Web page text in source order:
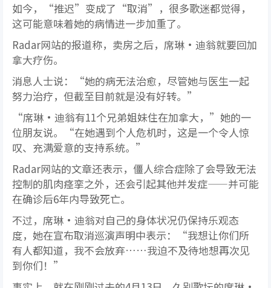
如今，“推迟”变成了“取消”，很多歌迷都觉得，
这可能意味着她的病情进一步加重了。
Radar网站的报道称，卖房之后，席琳·迪翁就要回加
拿大疗伤。
消息人士说：“她的病无法治愈，尽管她与医生一起
努力治疗，但截至目前就是没有好转。”
“席琳·迪翁有11个兄弟姐妹住在加拿大，”她的一
位朋友说。“在她遇到个人危机时，这是一个令人惊
叹、充满爱意的支持系统。”
Radar网站的文章还表示，僵人综合症除了会导致无法
控制的肌肉痉挛之外，还会引起其他并发症——并可能
在确诊后6年内导致死亡。
不过，席琳·迪翁对自己的身体状况仍保持乐观态
度，她在宣布取消巡演声明中表示：“我想让你们所
有人都知道，我不会放弃……我迫不及待地想再次见
到你们！”